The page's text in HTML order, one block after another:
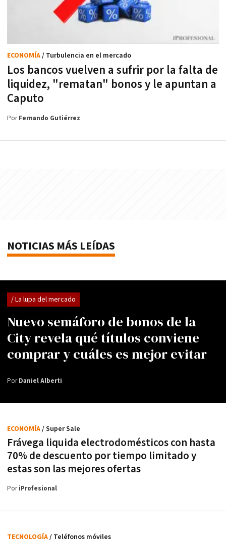
Los bancos vuelven a sufrir por la falta de
liquidez, "rematan" bonos y le apuntan a
Caputo
ECONOMÍA/ Turbulencia en el mercado
PorFernando Gutiérrez
NOTICIAS MÁS LEÍDAS
Nuevo semáforo de bonos de la
City revela qué títulos conviene
comprar y cuáles es mejor evitar
/ La lupa del mercado
PorDaniel Alberti
Frávega liquida electrodomésticos con hasta
70% de descuento por tiempo limitado y
estas son las mejores ofertas
ECONOMÍA/ Super Sale
PoriProfesional
TECNOLOGÍA/ Teléfonos móviles